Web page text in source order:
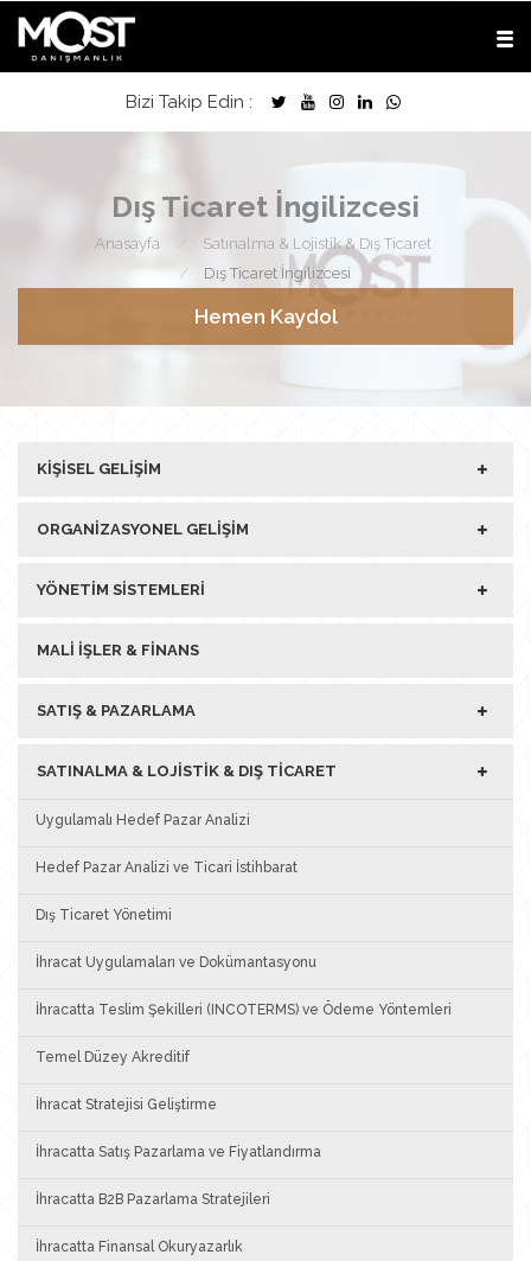
Bizi Takip Edin :
Dış Ticaret İngilizcesi
Anasayfa
Satınalma & Lojistik & Dış Ticaret
Dış Ticaret İngilizcesi
Hemen Kaydol
KIŞISEL GELIŞIM
ORGANIZASYONEL GELIŞIM
YÖNETIM SISTEMLERI
MALI İŞLER & FINANS
SATIŞ & PAZARLAMA
SATINALMA & LOJISTIK & DIŞ TICARET
Uygulamalı Hedef Pazar Analizi
Hedef Pazar Analizi ve Ticari İstihbarat
Dış Ticaret Yönetimi
İhracat Uygulamaları ve Dokümantasyonu
İhracatta Teslim Şekilleri (INCOTERMS) ve Ödeme Yöntemleri
Temel Düzey Akreditif
İhracat Stratejisi Geliştirme
İhracatta Satış Pazarlama ve Fiyatlandırma
İhracatta B2B Pazarlama Stratejileri
İhracatta Finansal Okuryazarlık